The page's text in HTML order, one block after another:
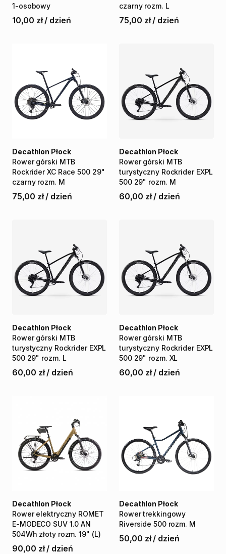
1-osobowy
10,00 zł / dzień
czarny rozm. L
75,00 zł / dzień
Rower górski MTB
Rockrider XC Race 500 29"
czarny rozm. M
Decathlon Płock
75,00 zł / dzień
Rower górski MTB
turystyczny Rockrider EXPL
500 29" rozm. M
Decathlon Płock
60,00 zł / dzień
Rower górski MTB
turystyczny Rockrider EXPL
500 29" rozm. L
Decathlon Płock
60,00 zł / dzień
Rower górski MTB
turystyczny Rockrider EXPL
500 29" rozm. XL
Decathlon Płock
60,00 zł / dzień
Rower elektryczny ROMET
E-MODECO SUV 1.0 AN
504Wh złoty rozm. 19" (L)
Decathlon Płock
90,00 zł / dzień
Rower trekkingowy
Riverside 500 rozm. M
Decathlon Płock
50,00 zł / dzień